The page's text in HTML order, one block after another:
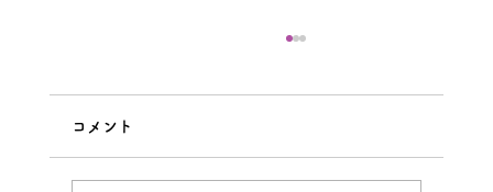
コメント